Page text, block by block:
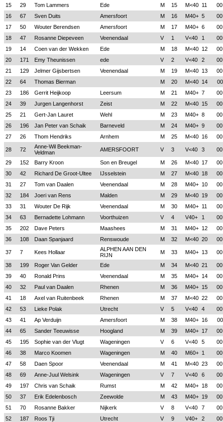
15
29 Tom Lammers Ede M 15 M<40 11
16
67 Sven Duits Amersfoort M 16 M40+ 5
17
50 Wouter Berendsen Amersfoort M 17 M40+ 6
18
47 Rosanne Diepeveen Veenendaal V 1 V<40 1
19
14 Coen van der Wekken Ede M 18 M<40 12
20
171 Emy Theunissen ede V 2 V<40 2
21
129 Jelmer Gijsbertsen Veenendaal M 19 M<40 13
22
64 Thomas Bierman M 20 M<40 14
23
186 Gerrit Heijkoop Leersum M 21 M40+ 7
24
39 Jurgen Langenhorst Zeist M 22 M<40 15
25
21 Gert-Jan Lauret Wehl M 23 M40+ 8
26
196 Jan Peter van Schaik Barneveld M 24 M40+ 9
27
26 Thom Hendriks Arnhem M 25 M<40 16
28 72
Anne-Wil Beekman-
Veldman
AMERSFOORT V 3 V<40 3
29 152 Barry Kroon Son en Breugel M 26 M<40 17
30
42 Richard De Groot-Ultee IJsselstein M 27 M<40 18
31
27 Tom van Daalen Veenendaal M 28 M40+ 10
32
184 Joeri van Rens Malden M 29 M<40 19
33
31 Wouter De Rijk Veenendaal M 30 M40+ 11
34
63 Bernadette Lohmann Voorthuizen V 4 V40+ 1
35
202 Dave Peters Maashees M 31 M40+ 12
36
108 Daan Spanjaard Renswoude M 32 M<40 20
37 7 Kees Hollaar
ALPHEN AAN DEN
RIJN
M 33 M40+ 13
38 199 Roger Van Gelder Ede M 34 M<40 21
39
40 Ronald Prins Veenendaal M 35 M40+ 14
40
32 Paul van Daalen Rhenen M 36 M40+ 15
41
18 Axel van Ruitenbeek Rhenen M 37 M<40 22
42
53 Lieke Polak Utrecht V 5 V<40 4
43
41 Ap Verduijn Amersfoort M 38 M40+ 16
44
65 Sander Teeuwisse Hoogland M 39 M40+ 17
45
195 Sophie van der Vlugt Wageningen V 6 V<40 5
46
38 Marco Koomen Wageningen M 40 M60+ 1
47
58 Daen Spoor Veenendaal M 41 M<40 23
48
69 Anne-Juul Welsink Wageningen V 7 V<40 6
49
197 Chris van Schaik Rumst M 42 M40+ 18
50
37 Erik Edelenbosch Zeewolde M 43 M40+ 19
51
70 Rosanne Bakker Nijkerk V 8 V<40 7
52
187 Roos Tji Utrecht V 9 V40+ 2